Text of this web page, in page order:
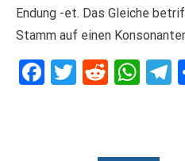
Endung -et. Das Gleiche
Stamm auf einen
Facebook
Twitter
Reddit